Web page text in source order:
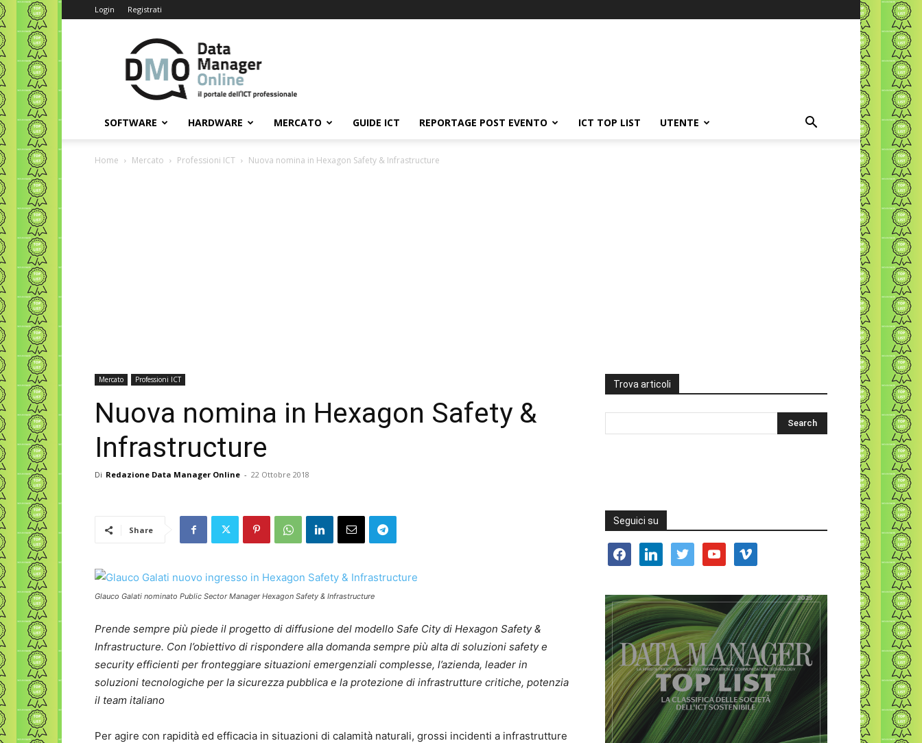
Login Registrati
Data
Manager
Online
SOFTWARE HARDWARE MERCATO GUIDE ICT REPORTAGE POST EVENTO ICT TOP LIST UTENTE
Home Mercato Professioni ICT Nuova nomina in Hexagon Safety & Infrastructure
Mercato Professioni ICT
Nuova nomina in Hexagon Safety &
Infrastructure
Di Redazione Data Manager Online - 22 Ottobre 2018
Share
Glauco Galati nominato Public Sector Manager Hexagon Safety & Infrastructure
Prende sempre più piede il progetto di diffusione del modello Safe City di Hexagon Safety &
Infrastructure. Con l’obiettivo di rispondere alla domanda sempre più alta di soluzioni safety e
security efficienti per fronteggiare situazioni emergenziali complesse, l’azienda, leader in
soluzioni tecnologiche per la sicurezza pubblica e la protezione di infrastrutture critiche, potenzia
il team italiano
Per agire con rapidità ed efficacia in situazioni di calamità naturali, grossi incidenti a infrastrutture
Trova articoli
Seguici su
facebooklinkedin twitter youtube vimeo